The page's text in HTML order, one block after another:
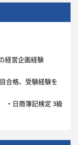
経営企画経験
合格、受験経験を
・日商簿記検定 3級